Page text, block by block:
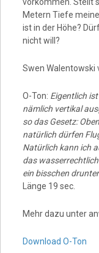
Metern Tiefe
ist in der Höhe?
nicht will?
Swen Walentowski
O-Ton: Eigentlich
nämlich vertikal
so das Gesetz:
natürlich dürfen
Natürlich kann ich
das
ein bisschen
Länge 19 sec.
Mehr dazu unter
Download O-Ton